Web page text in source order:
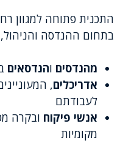
התכנית פתוחה למגוון
בתחום ההנדסה והניהול,
מהנדסים והנדסאים
אדריכלים,
לעבודתם
אנשי פיקוח ובקרה
מקומיות